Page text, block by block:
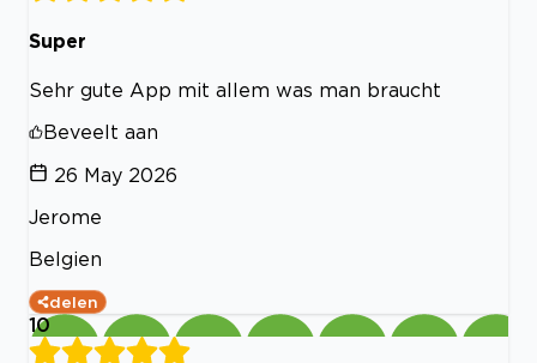
Super
Sehr gute App mit allem was man braucht
Beveelt aan
26 May 2026
Jerome
Belgien
delen
10